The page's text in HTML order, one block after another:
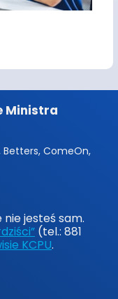
Ministra
Betters, ComeOn,
jesteś sam.
(tel.: 881
KCPU.